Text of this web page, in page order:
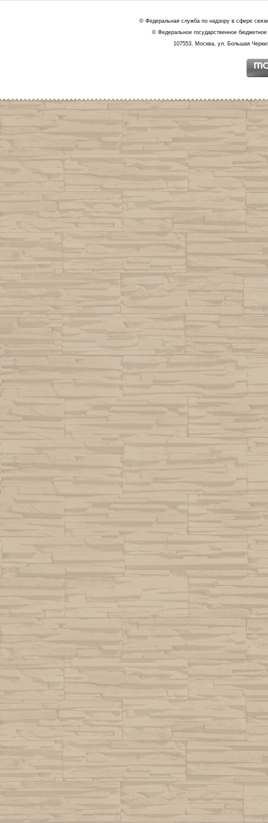
© Федеральная служба по надзору в сфере
© Федеральное государственное
107553, Москва, ул. Большая